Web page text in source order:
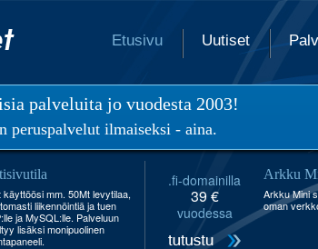
Etusivu Uutiset
palveluita jo vuodesta 2003!
peruspalvelut ilmaiseksi - aina.
käyttöösi mm. 50Mt levytilaa,
liikennöintiä ja tuen
ja MySQL:lle. Palveluun
lisäksi monipuolinen
.fi-domainilla
39 €
vuodessa
Arkku
Arkku Mini
oman